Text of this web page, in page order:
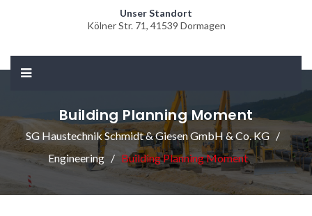
Unser Standort
Kölner Str. 71, 41539 Dormagen
Building Planning Moment
SG Haustechnik Schmidt & Giesen GmbH & Co. KG
Engineering
Building Planning Moment